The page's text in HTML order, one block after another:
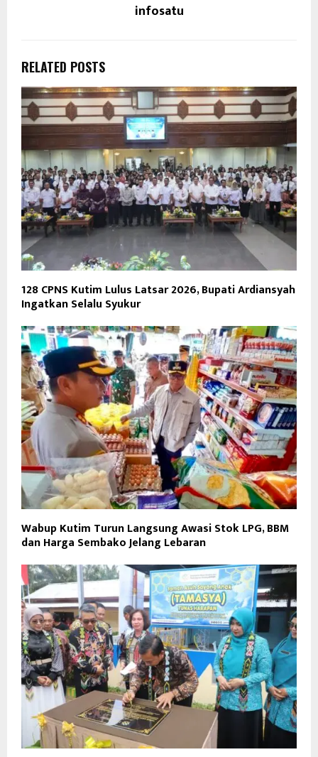
infosatu
RELATED POSTS
128 CPNS Kutim Lulus Latsar 2026, Bupati Ardiansyah
Ingatkan Selalu Syukur
Wabup Kutim Turun Langsung Awasi Stok LPG, BBM
dan Harga Sembako Jelang Lebaran